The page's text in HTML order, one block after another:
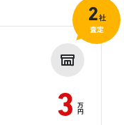
3 万
円
2社
査定